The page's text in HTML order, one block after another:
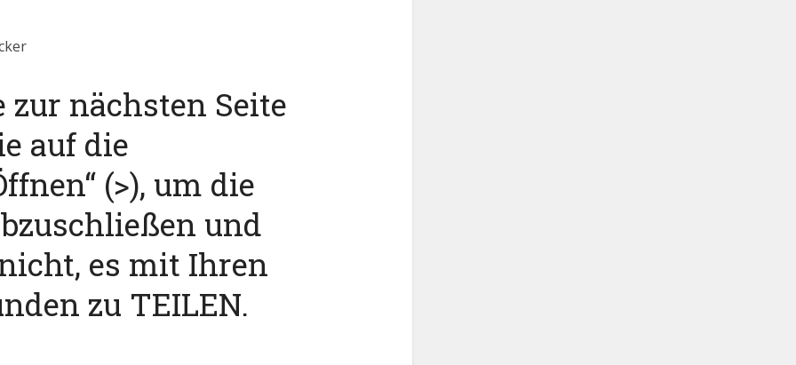
zur nächsten Seite
auf die
(>), um die
und
es mit Ihren
zu TEILEN.